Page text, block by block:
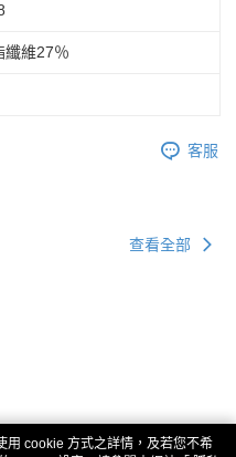
纖維27％
客服
查看全部
用 cookie 方式之詳情，及若您不希